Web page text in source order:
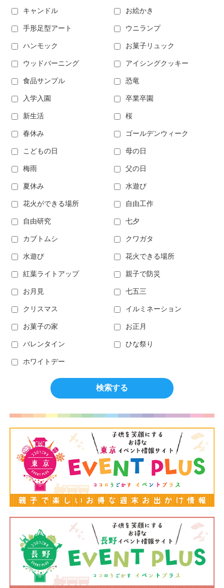
キャンドル お絵かき
手形足型アート ウニランプ
ハンモック お菓子リュック
ウッドバーニング アイシングクッキー
食品サンプル 恐竜
入学入園 卒業卒園
新生活 桜
春休み ゴールデンウィーク
こどもの日 母の日
梅雨 父の日
夏休み 水遊び
花火ができる場所 自由工作
自由研究 七夕
カブトムシ クワガタ
水遊び 花火できる場所
紅葉ライトアップ 親子で防災
お月見 七五三
クリスマス イルミネーション
お菓子の家 お正月
バレンタイン ひな祭り
ホワイトデー